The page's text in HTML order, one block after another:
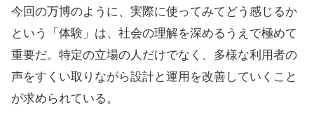
今回の万博のように、実際に使ってみてどう感じるか
という「体験」は、社会の理解を深めるうえで極めて
重要だ。特定の立場の人だけでなく、多様な利用者の
声をすくい取りながら設計と運用を改善していくこと
が求められている。